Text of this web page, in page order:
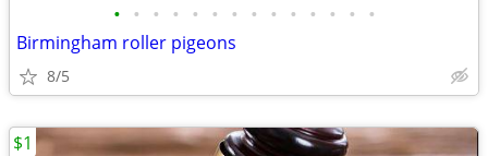
• • • • • • • • • • • • • •
Birmingham roller pigeons
8/5
$1